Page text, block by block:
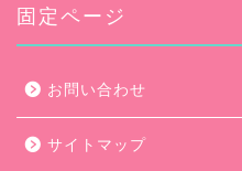
ブ
固定ページ
お問い合わせ
サイトマップ